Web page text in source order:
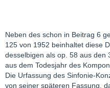
Neben des schon in Beitrag 6
125 von 1952 beinhaltet diese
desselbigen als op. 58 aus den
aus dem Todesjahr des
Die Urfassung des Sinfonie-
von seiner späteren Fassung,